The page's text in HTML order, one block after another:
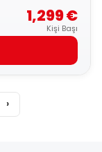
1,299 €
Kişi Başı
›